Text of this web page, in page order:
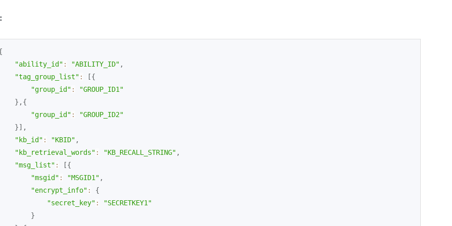
"ability_id" : "ABILITY_ID" ,
"tag_group_list" : [{
"group_id" :
"GROUP_ID1"
} ,{
"group_id" :
"GROUP_ID2"
}] ,
"kb_id" : "KBID" ,
"kb_retrieval_words" : "KB_RECALL_STRING" ,
"msg_list" : [{
"msgid" : "MSGID1" ,
"encrypt_info" :
{
"secret_key" :
"SECRETKEY1"
}